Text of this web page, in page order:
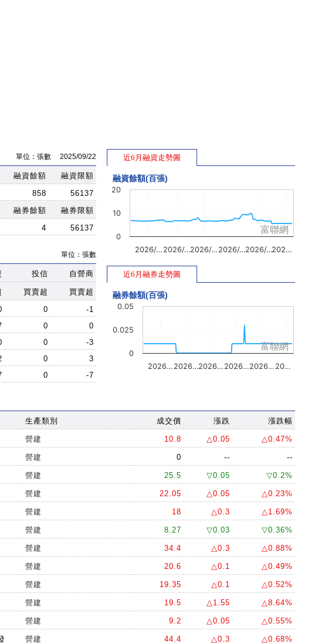
單位：張數 2025/09/22
融資餘額
融資限額
858
56137
融券餘額
融券限額
4 56137
單位：張數
投信 自營商
買賣超
買賣超
0
-1
0
0
0
-3
0
3
0 -7
近6月融資走勢圖
融資餘額(百張)
2026/… 2026/…2026/… 2026/…2026/…202…
0
10
20
富聯網
近6月融券走勢圖
融券餘額(百張)
2026… 2026…2026… 2026…2026… 20…
0
0.025
0.05
富聯網
生產類別 成交價 漲跌 漲跌幅
營建 10.8 △0.05 △0.47%
營建 0 -- --
營建 25.5 ▽0.05 ▽0.2%
營建 22.05 △0.05 △0.23%
營建 18 △0.3 △1.69%
營建 8.27 ▽0.03 ▽0.36%
營建 34.4 △0.3 △0.88%
營建 20.6 △0.1 △0.49%
營建 19.35 △0.1 △0.52%
營建 19.5 △1.55 △8.64%
營建 9.2 △0.05 △0.55%
營建 44.4 △0.3 △0.68%